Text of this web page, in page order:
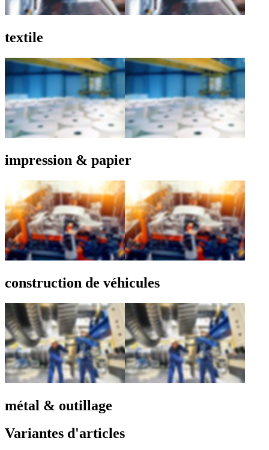
textile
impression & papier
construction de véhicules
métal & outillage
Variantes d'articles